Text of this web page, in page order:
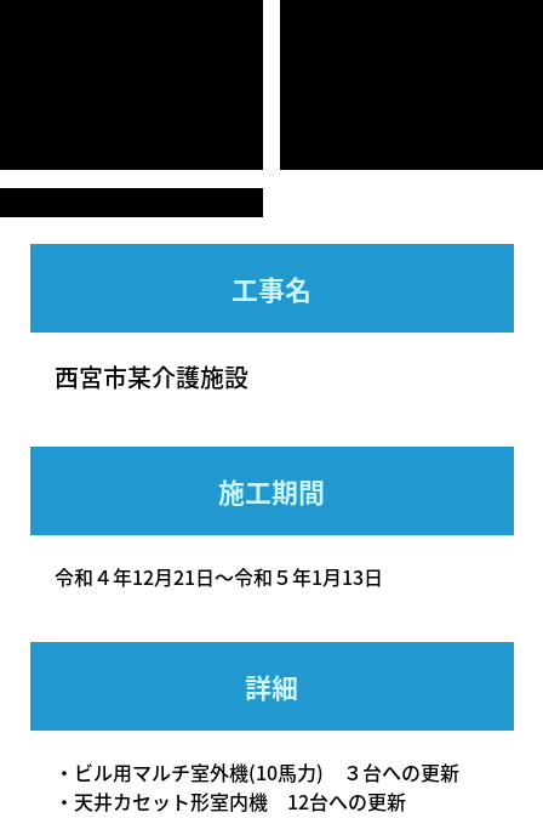
工事名
西宮市某介護施設
施工期間
令和４年12月21日～令和５年1月13日
詳細
・ビル用マルチ室外機(10馬力) ３台への更新
・天井カセット形室内機 12台への更新